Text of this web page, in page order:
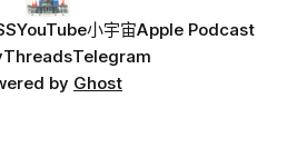
YouTube小宇宙Apple Podcast
ThreadsTelegram
by Ghost